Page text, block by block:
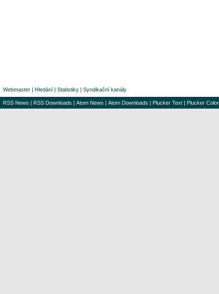
Webmaster | Hledání | Statistiky | Syndikační kanály
RSS News | RSS Downloads | Atom News | Atom Downloads | Plucker Text | Plucker Color